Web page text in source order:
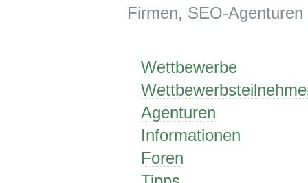
Firmen, SEO-
Wettbewerbe
Agenturen
Informationen
Foren